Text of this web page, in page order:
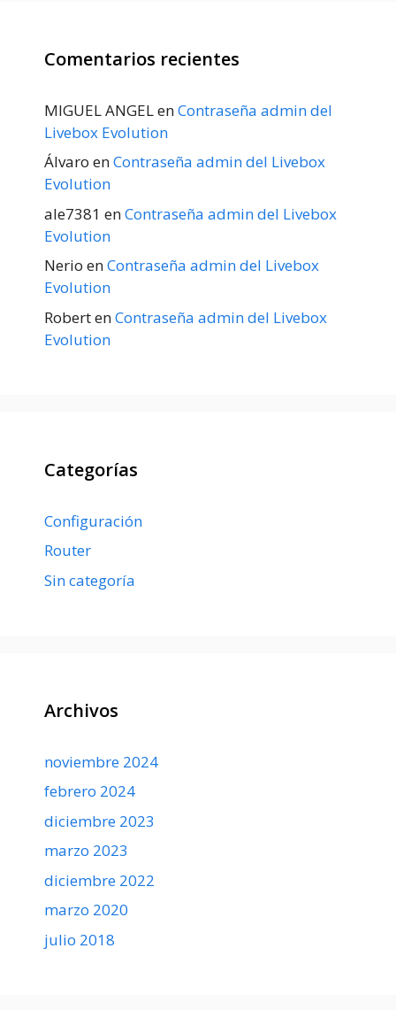
Comentarios recientes
MIGUEL ANGELenContraseña admin del
Livebox Evolution
Álvaro enContraseña admin del Livebox
Evolution
ale7381 enContraseña admin del Livebox
Evolution
Nerio enContraseña admin del Livebox
Evolution
RobertenContraseña admin del Livebox
Evolution
Categorías
Configuración
Router
Sin categoría
Archivos
noviembre 2024
febrero 2024
diciembre 2023
marzo 2023
diciembre 2022
marzo 2020
julio 2018